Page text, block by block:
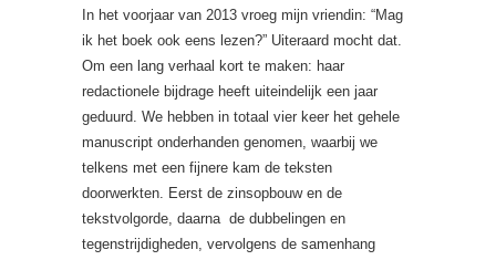
In het voorjaar van 2013 vroeg mijn vriendin: “Mag
ik het boek ook eens lezen?” Uiteraard mocht dat.
Om een lang verhaal kort te maken: haar
redactionele bijdrage heeft uiteindelijk een jaar
geduurd. We hebben in totaal vier keer het gehele
manuscript onderhanden genomen, waarbij we
telkens met een fijnere kam de teksten
doorwerkten. Eerst de zinsopbouw en de
tekstvolgorde, daarna de dubbelingen en
tegenstrijdigheden, vervolgens de samenhang